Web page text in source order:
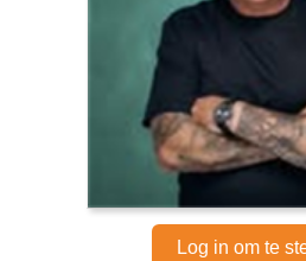
Log in om te